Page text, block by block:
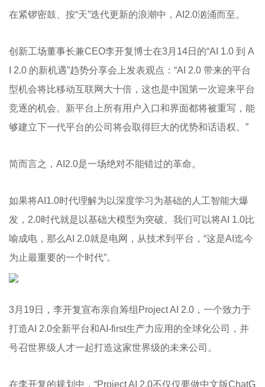
在紧锣密鼓、按“天”迭代更新的浪潮中，AI2.0汹涌而至。
创新工场董事长兼CEO李开复博士在3月14日的“AI 1.0 到 A
I 2.0 的新机遇”趋势分享会上发表观点：“AI 2.0 带来的平台
型机会将比移动互联网大十倍，这也是中国第一次迎来平台
竞逐的机会。新平台上所有用户入口和界面都将被重写，能
够建立下一代平台的公司将会取得巨大的优势和话语权。”
简而言之，AI2.0是一场绝对不能错过的革命。
如果将AI1.0时代理解为以深度学习为基础的人工智能大爆
发，2.0时代就是以基础大模型为突破。我们可以将AI 1.0比
喻成电，那么AI 2.0就是电网，从技术到平台，“这是AI迄今
为止最重要的一个时代”。
3月19日，李开复宣布亲自筹组Project AI 2.0，一个致力于
打造AI 2.0全新平台和AI-first生产力应用的全球化公司，并
号召世界级人才一起打造这家世界级的未来公司。
在李开复的规划中，“Project AI 2.0不仅仅要做中文版ChatG